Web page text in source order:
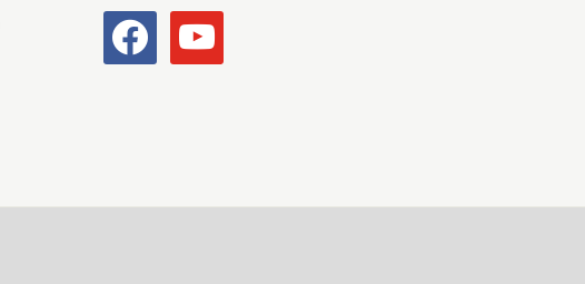
facebook youtube